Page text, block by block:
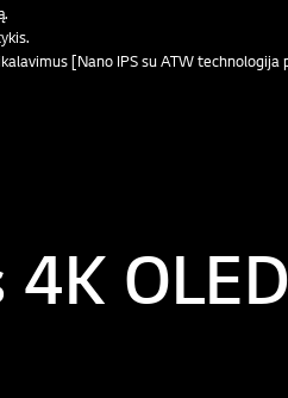
[Nano IPS su ATW
OLED